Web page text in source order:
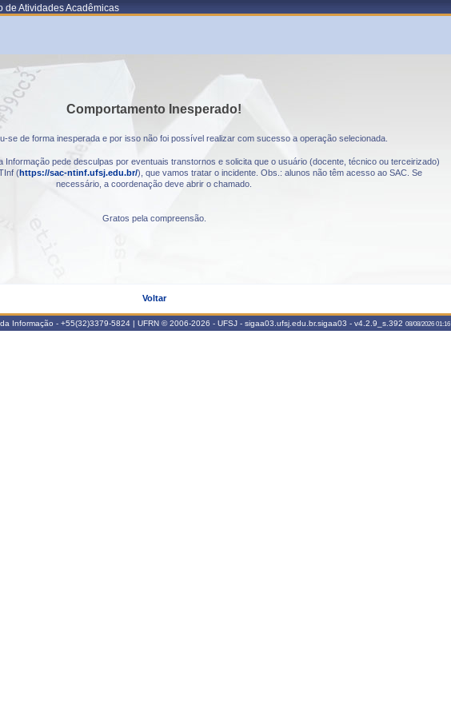
de Atividades Acadêmicas
Comportamento Inesperado!
se de forma inesperada e por isso não foi possível realizar com sucesso a operação selecionada.
Informação pede desculpas por eventuais transtornos e solicita que o usuário (docente, técnico ou terceirizado)
(https://sac-ntinf.ufsj.edu.br/), que vamos tratar o incidente. Obs.: alunos não têm acesso ao SAC. Se
necessário, a coordenação deve abrir o chamado.
Gratos pela compreensão.
Voltar
Informação - +55(32)3379-5824 | UFRN © 2006-2026 - UFSJ - sigaa03.ufsj.edu.br.sigaa03 - v4.2.9_s.392 08/08/2026 01:16